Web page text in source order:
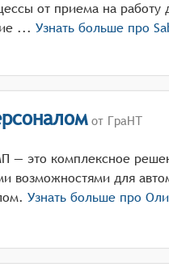
от приема на работу
увольнения, безопасное хранение ... Узнать больше про
от ГраНТ
— это комплексное
возможностями для
Узнать больше про